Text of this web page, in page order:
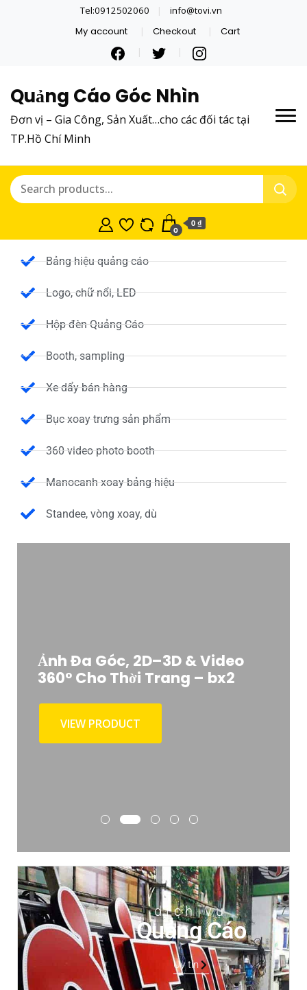
Tel:0912502060 info@tovi.vn
My account Checkout Cart
Quảng Cáo Góc Nhìn
Đơn vị – Gia Công, Sản Xuất…cho các đối tác tại
TP.Hồ Chí Minh
0
0 ₫
Bảng hiệu quảng cáo
Logo, chữ nổi, LED
Hộp đèn Quảng Cáo
Booth, sampling
Xe dẩy bán hàng
Bục xoay trưng sản phẩm
360 video photo booth
Manocanh xoay bảng hiệu
Standee, vòng xoay, dù
Bàn Xoay 360° Kết Hợp Đường
Băng Chuyển Động – bx_1
VIEW PRODUCT
dịch vụ
Quảng Cáo
Uy tín